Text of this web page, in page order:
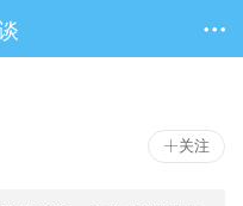
关注